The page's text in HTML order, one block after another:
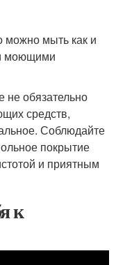
можно мыть как и
моющими
не обязательно
средств,
Соблюдайте
покрытие
и приятным
к